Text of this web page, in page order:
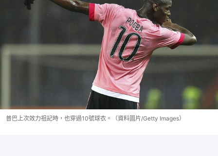
普巴上次效力祖記時，也穿過10號球衣。（資料圖片/Getty Images）